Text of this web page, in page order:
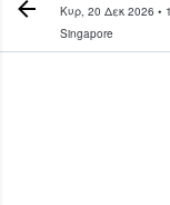
Κυρ, 20 Δεκ 2026 •
Singapore